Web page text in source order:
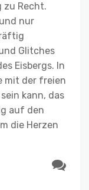
zu Recht.
nur
Glitches
Eisbergs. In
mit der freien
kann, das
auf den
die Herzen